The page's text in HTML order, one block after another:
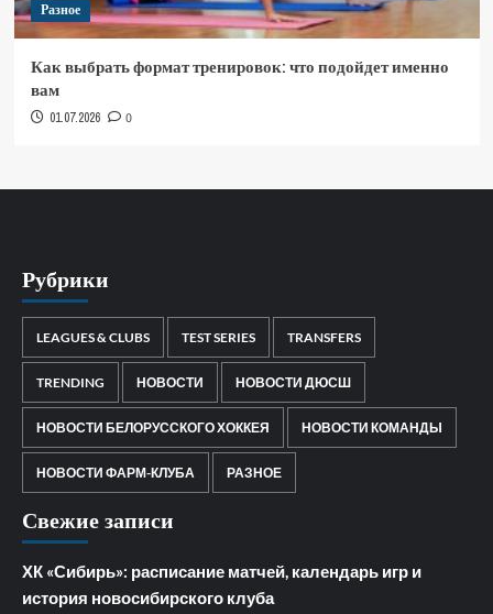
Разное
Как выбрать формат тренировок: что подойдет именно
вам
01.07.2026 0
Рубрики
LEAGUES & CLUBS TEST SERIES TRANSFERS
TRENDING НОВОСТИ НОВОСТИ ДЮСШ
НОВОСТИ БЕЛОРУССКОГО ХОККЕЯ НОВОСТИ КОМАНДЫ
НОВОСТИ ФАРМ-КЛУБА РАЗНОЕ
Свежие записи
ХК «Сибирь»: расписание матчей, календарь игр и
история новосибирского клуба